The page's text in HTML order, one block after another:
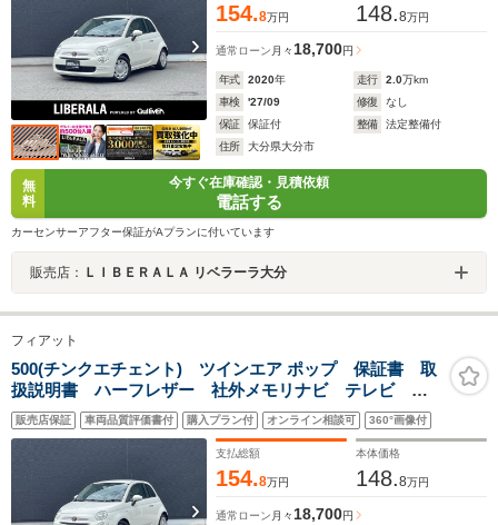
154.8万円 148.8万円
通常ローン 月々18,700円
年式 2020年 走行 2.0万km
車検
'27/09 修復
なし
保証
保証付 整備
法定整備付
住所
大分県大分市
無
料
今すぐ在庫確認・見積依頼
電話する
カーセンサーアフター保証がAプランに付いています
販売店： ＬＩＢＥＲＡＬＡ リベラーラ大分
フィアット
500(チンクエチェント) ツインエア ポップ 保証書 取
扱説明書 ハーフレザー 社外メモリナビ テレビ
Bluetooth USB CD/DVD 社外サスペンション(純正
サスペンション積込) 純正フロアマット リモコンキ
ー スペアキー ETC
販売店保証 車両品質評価書付 購入プラン付 オンライン相談可 360°画像付
支払総額
154.8万円
本体価格
148.8万円
通常ローン 月々18,700円